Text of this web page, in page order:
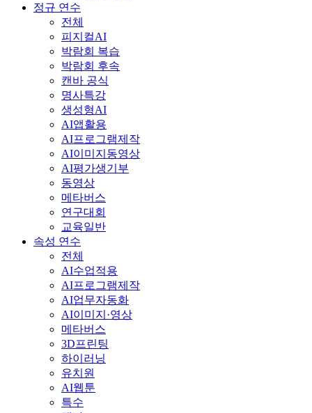
정규 연수
전체
피지컬AI
박람회 복습
박람회 후속
캔바 공식
명사특강
생성형AI
AI앱활용
AI프로그램제작
AI이미지동영상
AI평가생기부
동영상
메타버스
연구대회
교육일반
속성 연수
전체
AI수업적용
AI프로그램제작
AI업무자동화
AI이미지·영상
메타버스
3D프린팅
하이러닝
유치원
AI웹툰
특수